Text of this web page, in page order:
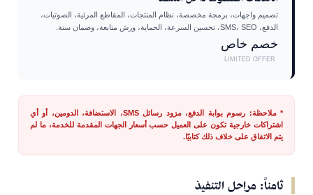
تصميم واجهات، برمجة مخصصة، نظام المنتجات، المقاطع المرئية، الصوتيات،
الدفع، SMS، SEO، تحسين السرعة، الحماية، ورش متابعة، وضمان سنة.
خصم خاص
LIMITED OFFER
* ملاحظة: رسوم بوابة الدفع، مزود رسائل SMS، الاستضافة، الدومين، أو أي
اشتراكات خارجية تكون على العميل حسب أسعار الجهات المقدمة للخدمة، ما لم
يتم الاتفاق على خلاف ذلك كتابيًا.
ثامناً: مراحل التنفيذ